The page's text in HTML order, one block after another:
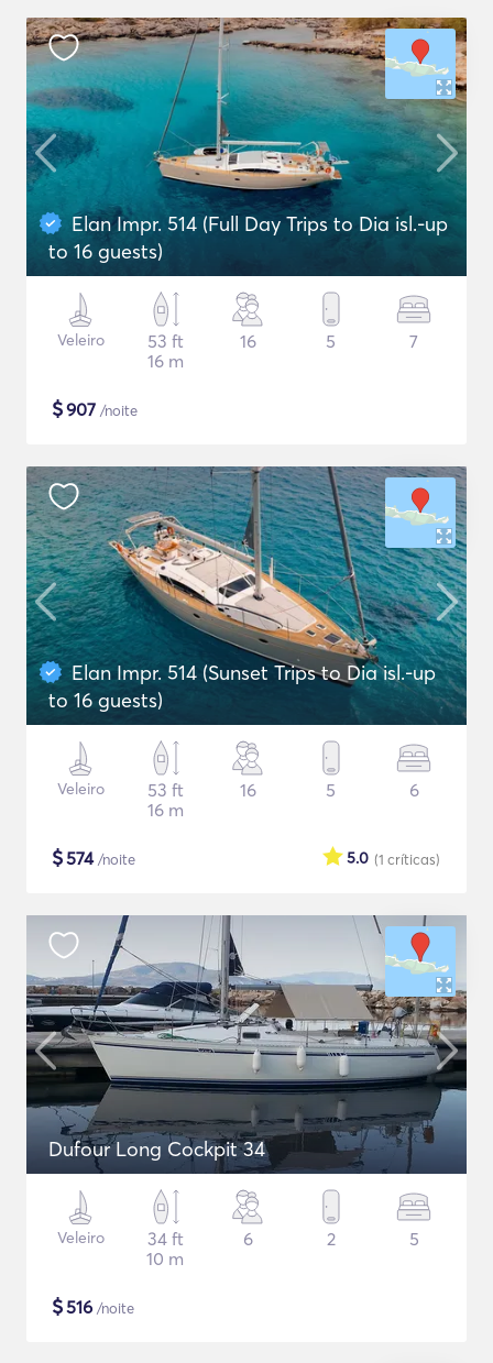
Elan Impr. 514 (Full Day Trips to Dia isl.-up
to 16 guests)
Veleiro
53 ft
16 m
16 5 7
$907 /noite
Elan Impr. 514 (Sunset Trips to Dia isl.-up
to 16 guests)
Veleiro
53 ft
16 m
16 5 6
$574/noite (1 críticas)
5.0
Dufour Long Cockpit 34
Veleiro
34 ft
10 m
6 2 5
$516 /noite